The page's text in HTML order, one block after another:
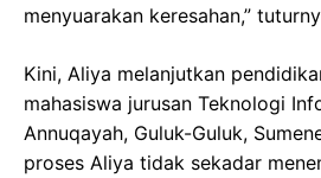
menyuarakan keresahan,”
Kini, Aliya melanjutkan
mahasiswa jurusan Teknologi
Annuqayah, Guluk-Guluk,
proses Aliya tidak sekadar